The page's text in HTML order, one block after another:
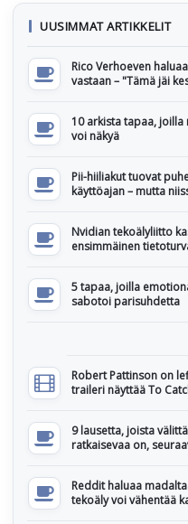
UUSIMMAT ARTIKKELIT
Rico Verhoeven
vastaan – "Tämä jäi
10 arkista tapaa,
voi näkyä
Pii-hiiliakut tuovat
käyttöajan – mutta
Nvidian tekoälyliitto
ensimmäinen
5 tapaa, joilla
sabotoi parisuhdetta
Robert Pattinson on
traileri näyttää To
9 lausetta, joista
ratkaisevaa on,
Reddit haluaa
tekoäly voi vähentää